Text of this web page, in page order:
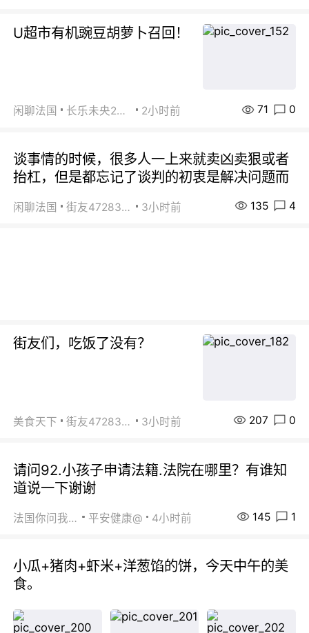
U超市有机豌豆胡萝卜召回！
闲聊法国 长乐未央2015 2小时前 71 0
谈事情的时候，很多人一上来就卖凶卖狠或者
抬杠，但是都忘记了谈判的初衷是解决问题而
闲聊法国 街友472838572 3小时前 135 4
街友们，吃饭了没有？
美食天下 街友472838572 3小时前 207 0
请问92.小孩子申请法籍.法院在哪里？有谁知
道说一下谢谢
法国你问我答 平安健康@ 4小时前 145 1
小瓜+猪肉+虾米+洋葱馅的饼，今天中午的美
食。